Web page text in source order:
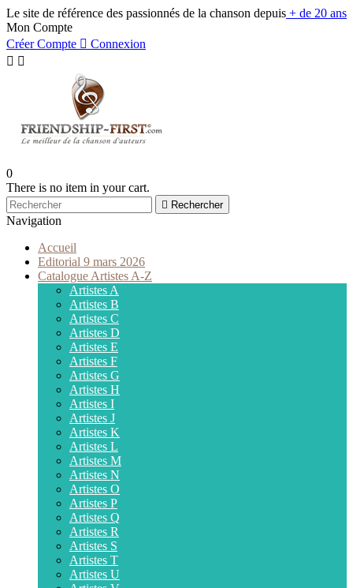
Le site de référence des passionnés de la chanson depuis + de 20 ans
Mon Compte
Créer Compte  Connexion
 
0
There is no item in your cart.
 Rechercher
Navigation
Accueil
Editorial 9 mars 2026
Catalogue Artistes A-Z
Artistes A
Artistes B
Artistes C
Artistes D
Artistes E
Artistes F
Artistes G
Artistes H
Artistes I
Artistes J
Artistes K
Artistes L
Artistes M
Artistes N
Artistes O
Artistes P
Artistes Q
Artistes R
Artistes S
Artistes T
Artistes U